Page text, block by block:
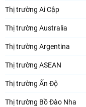
Thị trường Ai Cập
Thị trường Australia
Thị trường Argentina
Thị trường ASEAN
Thị trường Ấn Độ
Thị trường Bồ Đào Nha